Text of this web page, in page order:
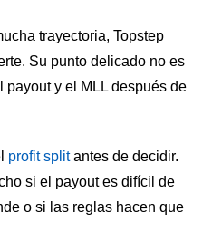
trayectoria, Topstep
Su punto delicado no es
payout y el MLL después de
profit splitantes de decidir.
si el payout es difícil de
o si las reglas hacen que